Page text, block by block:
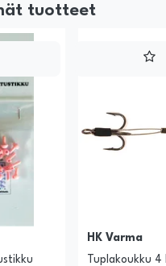
tuotteet
HK Varma
Tuplakoukku 4